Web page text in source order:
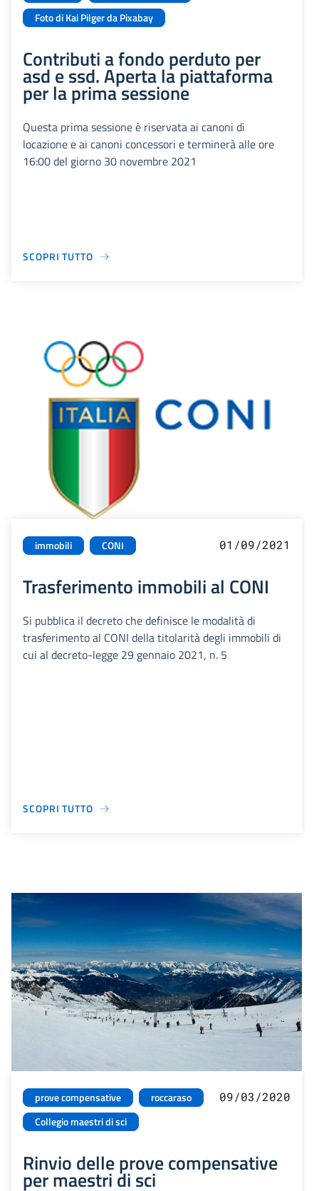
Foto di Kai Pilger da Pixabay
Contributi a fondo perduto per
asd e ssd. Aperta la piattaforma
per la prima sessione
Questa prima sessione è riservata ai canoni di
locazione e ai canoni concessori e terminerà alle ore
16:00 del giorno 30 novembre 2021
SCOPRI TUTTO
immobili CONI 01/09/2021
Trasferimento immobili al CONI
Si pubblica il decreto che definisce le modalità di
trasferimento al CONI della titolarità degli immobili di
cui al decreto-legge 29 gennaio 2021, n. 5
SCOPRI TUTTO
prove compensative
roccaraso
Collegio maestri di sci
09/03/2020
Rinvio delle prove compensative
per maestri di sci